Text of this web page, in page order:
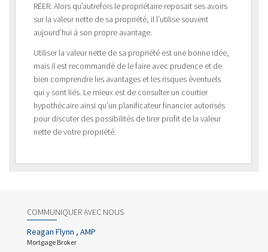
RÉER. Alors qu’autrefois le propriétaire reposait ses avoirs
sur la valeur nette de sa propriété, il l’utilise souvent
aujourd’hui à son propre avantage.
Utiliser la valeur nette de sa propriété est une bonne idée,
mais il est recommandé de le faire avec prudence et de
bien comprendre les avantages et les risques éventuels
qui y sont liés. Le mieux est de consulter un courtier
hypothécaire ainsi qu’un planificateur financier autorisés
pour discuter des possibilités de tirer profit de la valeur
nette de votre propriété.
COMMUNIQUER AVEC NOUS
Reagan Flynn , AMP
Mortgage Broker